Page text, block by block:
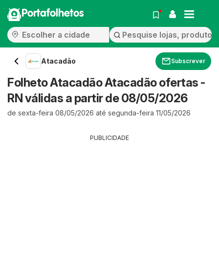
Portafolhetos
Atacadão Subscrever
Folheto Atacadão Atacadão ofertas -
RN válidas a partir de 08/05/2026
de sexta-feira 08/05/2026 até segunda-feira 11/05/2026
PUBLICIDADE